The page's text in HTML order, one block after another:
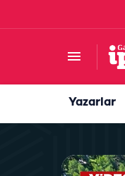
Yazarlar
Harran